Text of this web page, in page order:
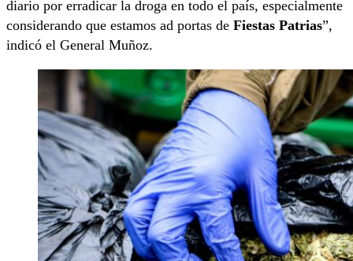
diario por erradicar la droga en todo el país, especialmente
considerando que estamos ad portas de Fiestas Patrias”,
indicó el General Muñoz.